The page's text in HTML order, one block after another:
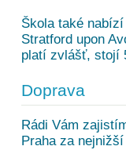
Škola také
Stratford upon
platí zvlášť, stojí
Doprava
Rádi Vám
Praha za